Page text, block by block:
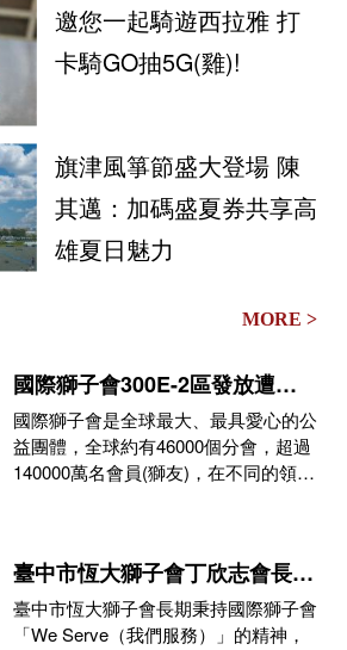
邀您一起騎遊西拉雅 打
卡騎GO抽5G(雞)!
旗津風箏節盛大登場 陳
其邁：加碼盛夏券共享高
雄夏日魅力
MORE >
國際獅子會300E-2區發放遭
0626豪雨侵襲受災戶救災物資
國際獅子會是全球最大、最具愛心的公
益團體，全球約有46000個分會，超過
140000萬名會員(獅友)，在不同的領
臺中市恆大獅子會丁欣志會長攜
手消防局推動公益，玉之緣珠寶
力挺防災教育與熱血捐血守護社
臺中市恆大獅子會長期秉持國際獅子會
「We Serve（我們服務）」的精神，